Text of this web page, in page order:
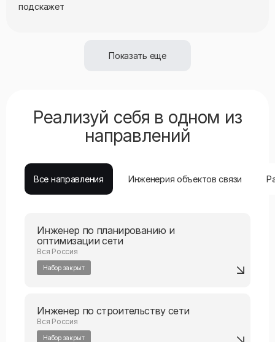
подскажет
Показать еще
Реализуй себя в одном из
направлений
Все направления Инженерия объектов связи
Инженер по планированию и
оптимизации сети
Вся Россия
Набор закрыт
Инженер по строительству сети
Вся Россия
Набор закрыт